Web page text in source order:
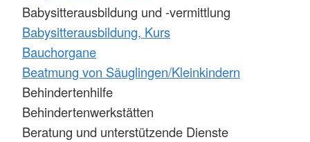
Babysitterausbildung und -vermittlung
Babysitterausbildung, Kurs
Bauchorgane
Beatmung von Säuglingen/Kleinkindern
Behindertenhilfe
Behindertenwerkstätten
Beratung und unterstützende Dienste